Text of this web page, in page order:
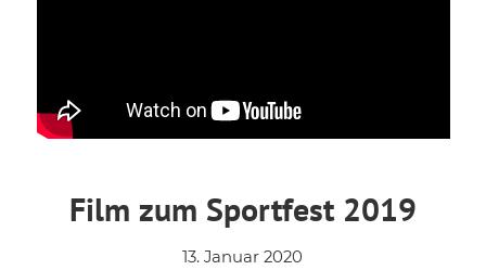
Film zum Sportfest 2019
13. Januar 2020